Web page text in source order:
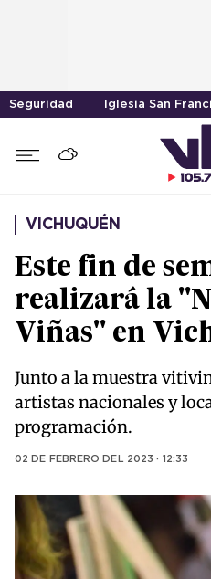
Seguridad Iglesia San
VICHUQUÉN
Este fin de
realizará la
Viñas" en
Junto a la muestra
artistas nacionales y
programación.
02 DE FEBRERO DEL 2023 · 12:33